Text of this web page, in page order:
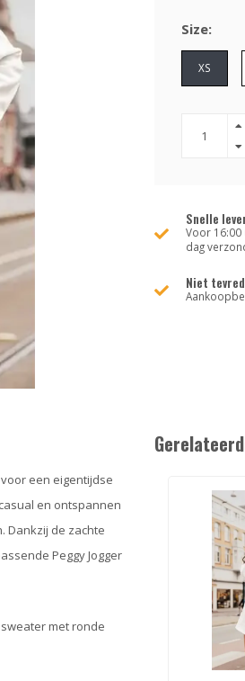
Size:
XS
Snelle
Voor
dag
Niet
een eigentijdse
en ontspannen
Dankzij de zachte
Peggy Jogger
met ronde